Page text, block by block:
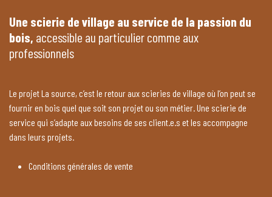
Une scierie de village au service de la passion du
bois, accessible au particulier comme aux
professionnels
Le projet La source, c’est le retour aux scieries de village où l’on peut se
fournir en bois quel que soit son projet ou son métier. Une scierie de
service qui s’adapte aux besoins de ses client.e.s et les accompagne
dans leurs projets.
Conditions générales de vente